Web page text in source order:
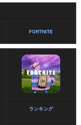
FORTNITE
ランキング